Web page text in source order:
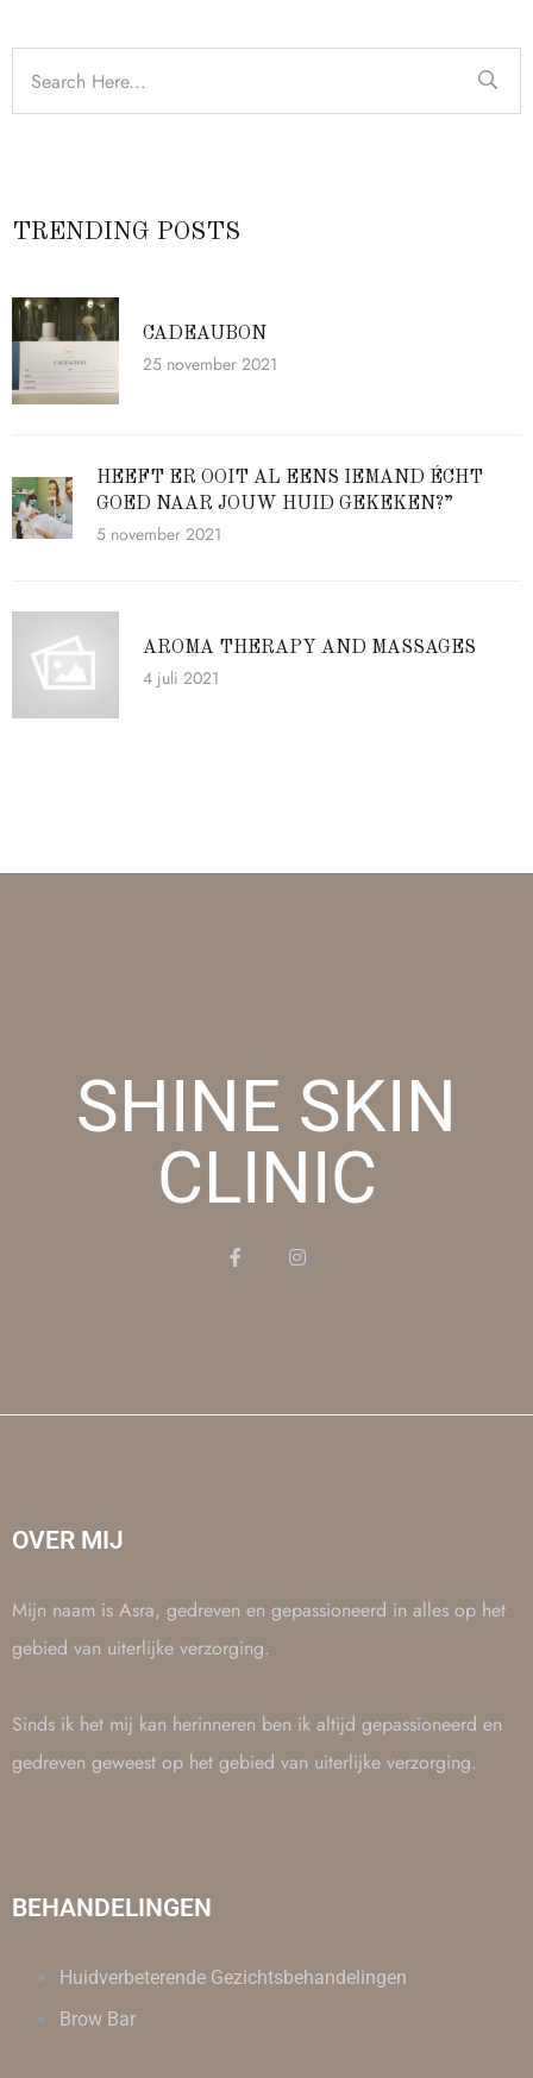
TRENDING POSTS
CADEAUBON
25 november 2021
HEEFT ER OOIT AL EENS IEMAND ÉCHT
GOED NAAR JOUW HUID GEKEKEN?”
5 november 2021
AROMA THERAPY AND MASSAGES
4 juli 2021
SHINE SKIN
CLINIC
OVER MIJ
Mijn naam is Asra, gedreven en gepassioneerd in alles op het
gebied van uiterlijke verzorging.
Sinds ik het mij kan herinneren ben ik altijd gepassioneerd en
gedreven geweest op het gebied van uiterlijke verzorging.
BEHANDELINGEN
Huidverbeterende Gezichtsbehandelingen
Brow Bar